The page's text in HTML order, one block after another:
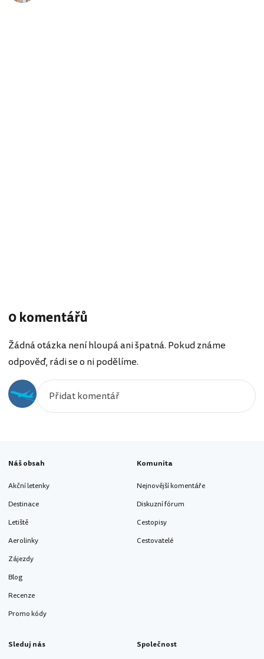
0 komentářů
Žádná otázka není hloupá ani špatná. Pokud známe
odpověď, rádi se o ni podělíme.
Náš obsah
Akční letenky
Destinace
Letiště
Aerolinky
Zájezdy
Blog
Recenze
Promo kódy
Komunita
Nejnovější komentáře
Diskuzní fórum
Cestopisy
Cestovatelé
Sleduj nás Společnost